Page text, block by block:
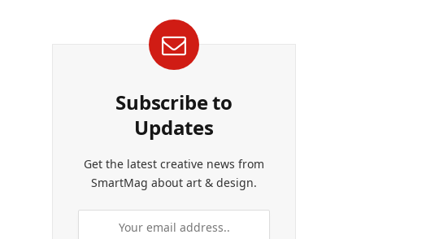
Subscribe to
Updates
Get the latest creative news from
SmartMag about art & design.